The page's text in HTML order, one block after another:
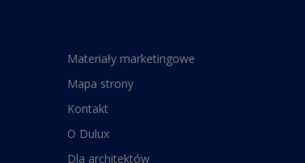
Materiały marketingowe
Mapa strony
Kontakt
O Dulux
Dla architektów